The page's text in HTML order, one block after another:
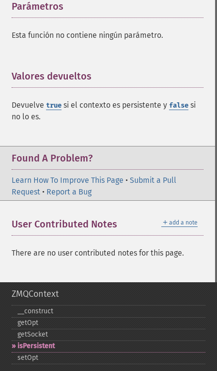
Parámetros
Esta función no contiene ningún parámetro.
Valores devueltos
Devuelve true si el contexto es persistente y false si
no lo es.
Found A Problem?
Learn How To Improve This Page • Submit a Pull
Request • Report a Bug
＋ add a note
User Contributed Notes
There are no user contributed notes for this page.
ZMQContext
_​_​construct
getOpt
getSocket
isPersistent
setOpt